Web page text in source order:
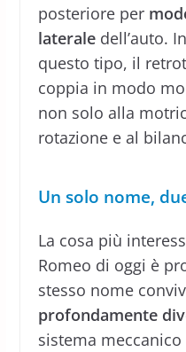
posteriore per
lateraledell’auto.
questo tipo, il
coppia in modo
non solo alla
rotazione e al
Un solo nome,
La cosa più
Romeo di oggi è
stesso nome
profondamente
sistema meccanico